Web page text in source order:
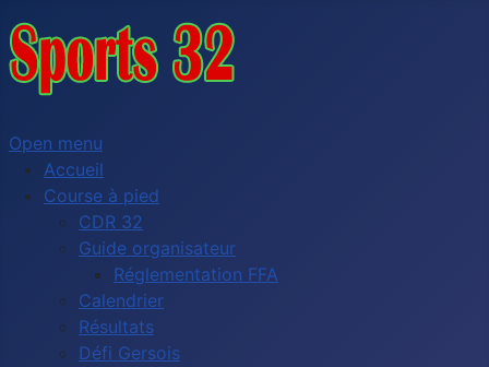
Open menu
Accueil
Course à pied
CDR 32
Guide organisateur
Réglementation FFA
Calendrier
Résultats
Défi Gersois